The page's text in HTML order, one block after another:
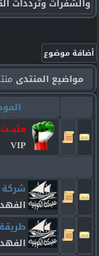
والشفرات وترددات
مواضيع المنتدى
VIP
شركة
الفهد
الفهد